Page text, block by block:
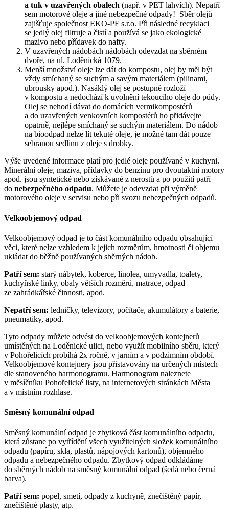
a tuk v uzavřených obalech (např. v PET lahvích). Nepatří
sem motorové oleje a jiné nebezpečné odpady! Sběr olejů
zajišťuje společnost EKO-PF s.r.o. Při následné recyklaci
se jedlý olej filtruje a čistí a používá se jako ekologické
mazivo nebo přídavek do nafty.
V uzavřených nádobách nádobách odevzdat na sběrném
dvoře, na ul. Loděnická 1079.
Menší množství oleje lze dát do kompostu, olej by měl být
vždy smíchaný se suchým a savým materiálem (pilinami,
ubrousky apod.). Nasáklý olej se postupně rozloží
v kompostu a nedochází k uvolnění tekoucího oleje do půdy.
Olej se nehodí dávat do domácích vermikompostérů
a do uzavřených venkovních kompostérů ho přidávejte
opatrně, nejlépe smíchaný se suchým materiálem. Do nádob
na bioodpad nelze lít tekuté oleje, je možné tam dát pouze
sebranou sedlinu z oleje s drobky.
Výše uvedené informace platí pro jedlé oleje používané v kuchyni.
Minerální oleje, maziva, přídavky do benzínu pro dvoutaktní motory
apod. jsou syntetické nebo získávané z nerostů a po použití patří
do nebezpečného odpadu. Můžete je odevzdat při výměně
motorového oleje v servisu nebo při svozu nebezpečných odpadů.
Velkoobjemový odpad
Velkoobjemový odpad je to část komunálního odpadu obsahující
věci, které nelze vzhledem k jejich rozměrům, hmotnosti či objemu
ukládat do běžně používaných sběrných nádob.
Patří sem: starý nábytek, koberce, linolea, umyvadla, toalety,
kuchyňské linky, obaly větších rozměrů, matrace, odpad
ze zahrádkářské činnosti, apod.
Nepatří sem: ledničky, televizory, počítače, akumulátory a baterie,
pneumatiky, apod.
Tyto odpady můžete odvést do velkoobjemových kontejnerů
umístěných na Loděnické ulici, nebo využít mobilního sběru, který
v Pohořelicích probíhá 2x ročně, v jarním a v podzimním období.
Velkoobjemové kontejnery jsou přistavovány na určených místech
dle stanoveného harmonogramu. Harmonogram naleznete
v měsíčníku Pohořelické listy, na internetových stránkách Města
a v místním rozhlase.
Směsný komunální odpad
Směsný komunální odpad je zbytková část komunálního odpadu,
která zůstane po vytřídění všech využitelných složek komunálního
odpadu (papíru, skla, plastů, nápojových kartonů), objemného
odpadu a nebezpečného odpadu. Zbytkový odpad odkládáme
do sběrných nádob na směsný komunální odpad (šedá nebo černá
barva).
Patří sem: popel, smetí, odpady z kuchyně, znečištěný papír,
znečištěné plasty, atp.